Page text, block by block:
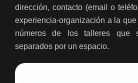
dirección, contacto (email o
experiencia-organización a la
números de los talleres que
separados por un espacio.